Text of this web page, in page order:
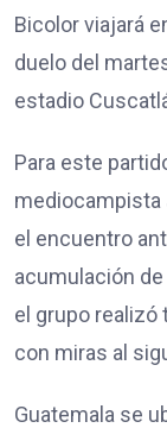
Bicolor viajará
duelo del
estadio
Para este
mediocampista
el encuentro
acumulación
el grupo realizó
con miras al
Guatemala se